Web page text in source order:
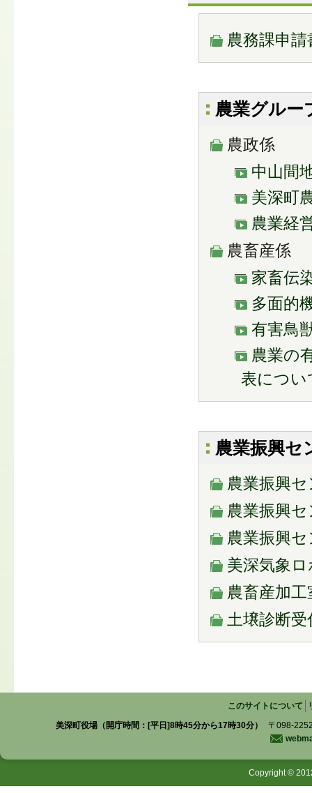
農務課申請
農業グルー
農政係
中山間
美深町
農業経
農畜産係
家畜伝
多面的
有害鳥
農業の
表につい
農業振興セ
農業振興
農業振興
農業振興
美深気象
農畜産加
土壌診断受
このサイトについて
美深町役場（開庁時間：[平日]8時45分から17時30分）
〒098-
Copyright ©